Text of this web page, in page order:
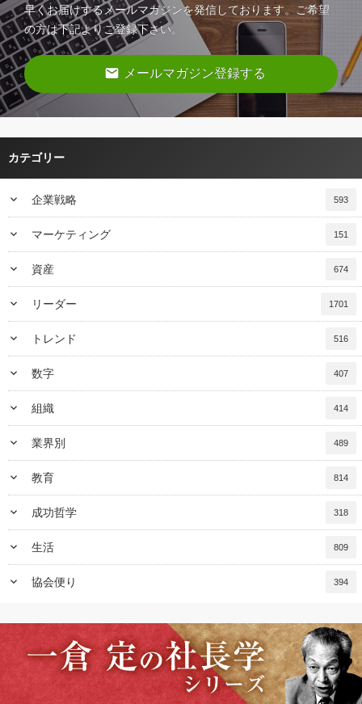
早くお届けするメールマガジンを発信しております。ご希望
の方は下記よりご登録下さい。
email メールマガジン登録する
カテゴリー
keyboard_arrow_down 企業戦略 593
keyboard_arrow_down マーケティング 151
keyboard_arrow_down 資産 674
keyboard_arrow_down リーダー 1701
keyboard_arrow_down トレンド 516
keyboard_arrow_down 数字 407
keyboard_arrow_down 組織 414
keyboard_arrow_down 業界別 489
keyboard_arrow_down 教育 814
keyboard_arrow_down 成功哲学 318
keyboard_arrow_down 生活 809
keyboard_arrow_down 協会便り 394